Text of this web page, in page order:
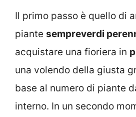
Il primo passo è quello di
piante sempreverdi
acquistare una fioriera in
una volendo della giusta
base al numero di piante
interno. In un secondo